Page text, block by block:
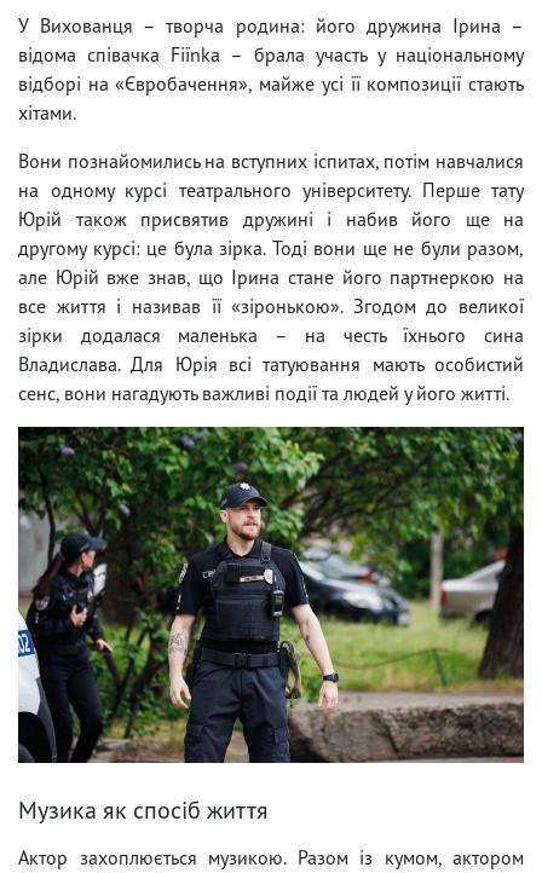
У Вихованця – творча родина: його дружина Ірина –
відома співачка Fiїnka – брала участь у національному
відборі на «Євробачення», майже усі її композиції стають
хітами.
Вони познайомились на вступних іспитах, потім навчалися
на одному курсі театрального університету. Перше тату
Юрій також присвятив дружині і набив його ще на
другому курсі: це була зірка. Тоді вони ще не були разом,
але Юрій вже знав, що Ірина стане його партнеркою на
все життя і називав її «зіронькою». Згодом до великої
зірки додалася маленька – на честь їхнього сина
Владислава. Для Юрія всі татуювання мають особистий
сенс, вони нагадують важливі події та людей у його житті.
Музика як спосіб життя
Актор захоплюється музикою. Разом із кумом, актором